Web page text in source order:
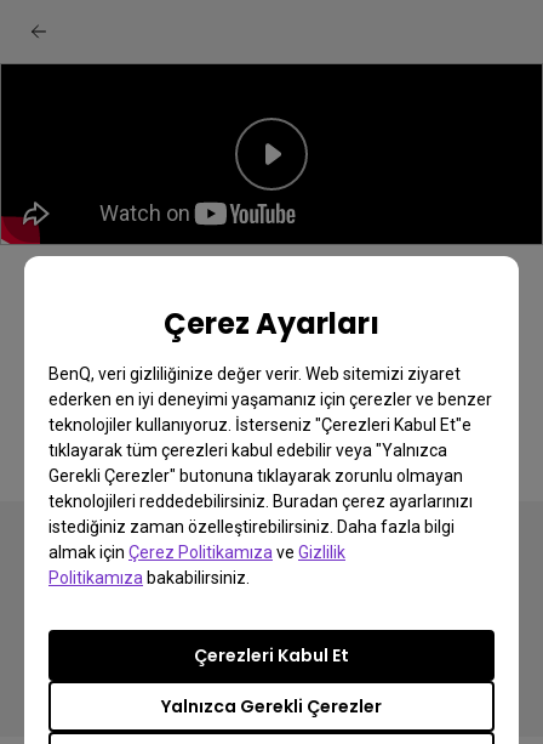
Çerez Ayarları
BenQ, veri gizliliğinize değer verir. Web sitemizi ziyaret
ederken en iyi deneyimi yaşamanız için çerezler ve benzer
teknolojiler kullanıyoruz. İsterseniz "Çerezleri Kabul Et"e
tıklayarak tüm çerezleri kabul edebilir veya "Yalnızca
Gerekli Çerezler" butonuna tıklayarak zorunlu olmayan
teknolojileri reddedebilirsiniz. Buradan çerez ayarlarınızı
istediğiniz zaman özelleştirebilirsiniz. Daha fazla bilgi
almak için Çerez Politikamıza ve Gizlilik
Politikamıza bakabilirsiniz.
Yalnızca Gerekli Çerezler
Çerezleri Kabul Et
ekran: Kutudan Çıkarma & hızlı
başlangıç rehberi
Copyright © 2024 BenQ. All rights reserved.
Gizlilik Politikası İthalat/İhracat Uyum